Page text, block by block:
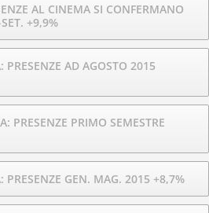
AL CINEMA SI CONFERMANO
+9,9%
AD AGOSTO 2015
PRESENZE PRIMO SEMESTRE
GEN. MAG. 2015 +8,7%